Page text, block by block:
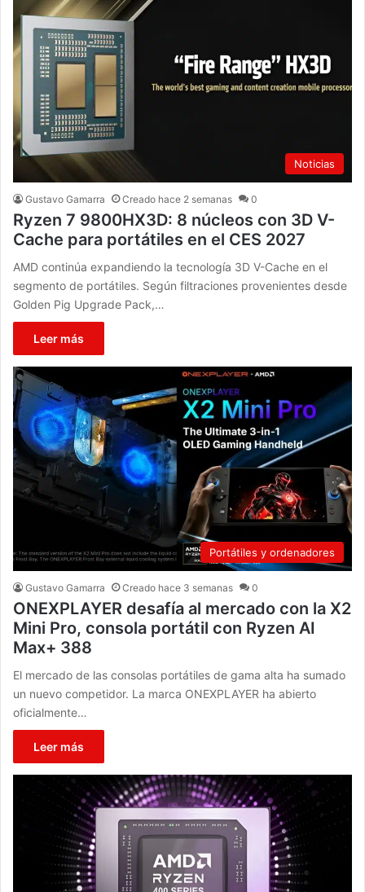
Noticias
Gustavo Gamarra Creado hace 2 semanas 0
Ryzen 7 9800HX3D: 8 núcleos con 3D V-
Cache para portátiles en el CES 2027
AMD continúa expandiendo la tecnología 3D V-Cache en el
segmento de portátiles. Según filtraciones provenientes desde
Golden Pig Upgrade Pack,…
Leer más
Portátiles y ordenadores
Gustavo Gamarra Creado hace 3 semanas 0
ONEXPLAYER desafía al mercado con la X2
Mini Pro, consola portátil con Ryzen AI
Max+ 388
El mercado de las consolas portátiles de gama alta ha sumado
un nuevo competidor. La marca ONEXPLAYER ha abierto
oficialmente…
Leer más